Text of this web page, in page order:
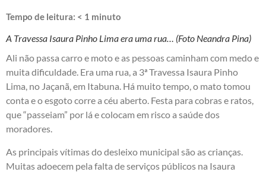
Tempo de leitura: < 1 minuto
A Travessa Isaura Pinho Lima era uma rua… (Foto Neandra Pina)
Ali não passa carro e moto e as pessoas caminham com medo e
muita dificuldade. Era uma rua, a 3ª Travessa Isaura Pinho
Lima, no Jaçanã, em Itabuna. Há muito tempo, o mato tomou
conta e o esgoto corre a céu aberto. Festa para cobras e ratos,
que “passeiam” por lá e colocam em risco a saúde dos
moradores.
As principais vítimas do desleixo municipal são as crianças.
Muitas adoecem pela falta de serviços públicos na Isaura